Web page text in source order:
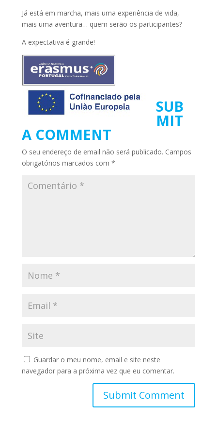
Já está em marcha, mais uma experiência de vida,
mais uma aventura… quem serão os participantes?
A expectativa é grande!
SUB
MIT
A COMMENT
O seu endereço de email não será publicado. Campos
obrigatórios marcados com *
Guardar o meu nome, email e site neste
navegador para a próxima vez que eu comentar.